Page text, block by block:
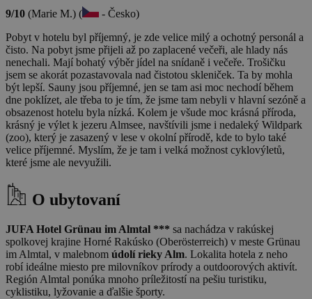
9/10 (Marie M.) (
- Česko)
Pobyt v hotelu byl příjemný, je zde velice milý a ochotný personál a
čisto. Na pobyt jsme přijeli až po zaplacené večeři, ale hlady nás
nenechali. Mají bohatý výběr jídel na snídaně i večeře. Trošičku
jsem se akorát pozastavovala nad čistotou skleniček. Ta by mohla
být lepší. Sauny jsou příjemné, jen se tam asi moc nechodí během
dne poklízet, ale třeba to je tím, že jsme tam nebyli v hlavní sezóně a
obsazenost hotelu byla nízká. Kolem je všude moc krásná příroda,
krásný je výlet k jezeru Almsee, navštívili jsme i nedaleký Wildpark
(zoo), který je zasazený v lese v okolní přírodě, kde to bylo také
velice příjemné. Myslím, že je tam i velká možnost cyklovýletů,
které jsme ale nevyužili.
O ubytovaní
JUFA Hotel Grünau im Almtal *** sa nachádza v rakúskej
spolkovej krajine Horné Rakúsko (Oberösterreich) v meste Grünau
im Almtal, v malebnom údolí rieky Alm. Lokalita hotela z neho
robí ideálne miesto pre milovníkov prírody a outdoorových aktivít.
Región Almtal ponúka mnoho príležitostí na pešiu turistiku,
cyklistiku, lyžovanie a ďalšie športy.